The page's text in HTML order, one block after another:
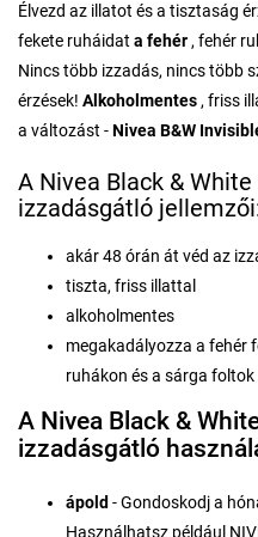
Élvezd az illatot és a tisztaság
fekete ruháidat a fehér , fehér
Nincs több izzadás, nincs több
érzések! Alkoholmentes , friss
a változást -Nivea B&W
A Nivea Black &
izzadásgátló
akár 48 órán át véd az
tiszta, friss illattal
alkoholmentes
megakadályozza a fehér
ruhákon és a sárga
A Nivea Black &
izzadásgátló
ápold- Gondoskodj a
Használhatsz például